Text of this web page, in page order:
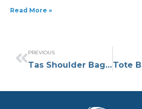
Read More »
PREVIOUS
Tas Shoulder Bag Multifungsi: Fungsional & Praktis untuk Aktivitas